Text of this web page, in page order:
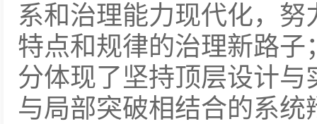
系和治理能力现代化，
特点和规律的治理新路
分体现了坚持顶层设计
与局部突破相结合的系